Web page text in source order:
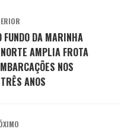
FUNDO DA MARINHA
AMPLIA FROTA
NOS
ANOS